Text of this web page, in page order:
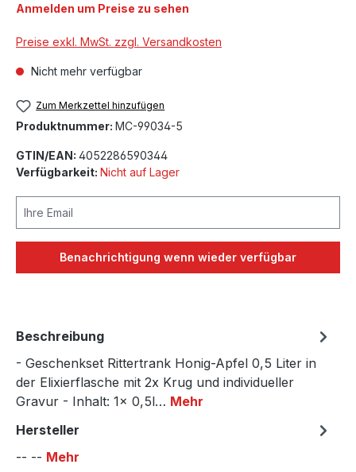
Anmelden um Preise zu sehen
Preise exkl. MwSt. zzgl. Versandkosten
Nicht mehr verfügbar
Zum Merkzettel hinzufügen
Produktnummer: MC-99034-5
GTIN/EAN: 4052286590344
Verfügbarkeit: Nicht auf Lager
Benachrichtigung wenn wieder verfügbar
Beschreibung
- Geschenkset Rittertrank Honig-Apfel 0,5 Liter in
der Elixierflasche mit 2x Krug und individueller
Gravur - Inhalt: 1x 0,5l… Mehr
Hersteller
-- -- Mehr